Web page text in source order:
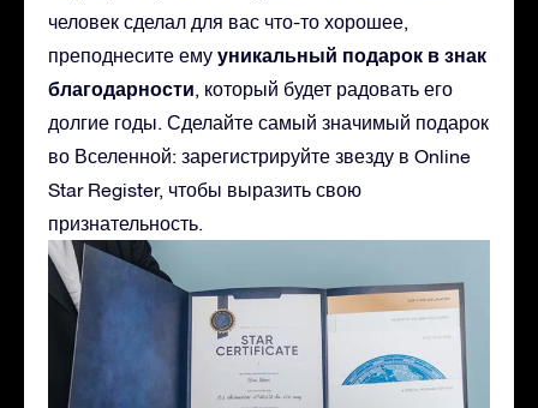
человек сделал для вас что-то хорошее,
преподнесите ему уникальный подарок в знак
благодарности, который будет радовать его
долгие годы. Сделайте самый значимый подарок
во Вселенной: зарегистрируйте звезду в Online
Star Register, чтобы выразить свою
признательность.